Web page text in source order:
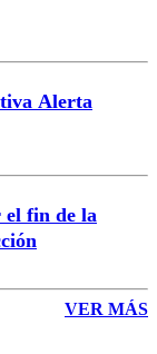
Alerta
el fin de la
VER MÁS